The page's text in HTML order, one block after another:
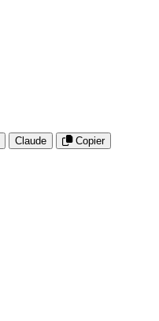
Claude
Copier